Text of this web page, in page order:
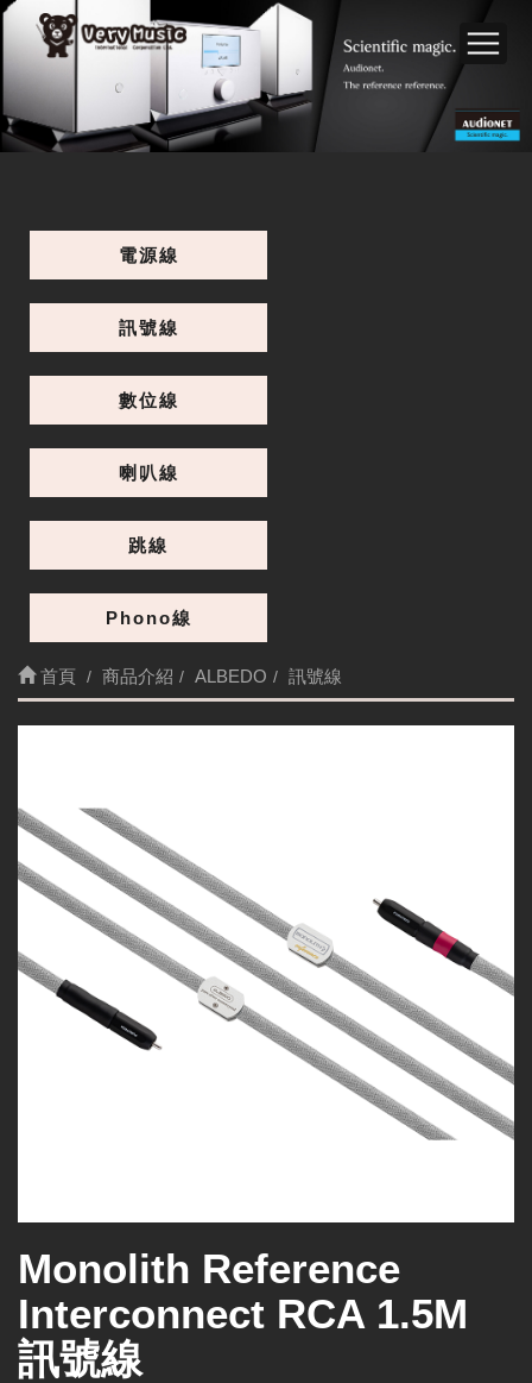
電源線
訊號線
數位線
喇叭線
跳線
Phono線
首頁 商品介紹 ALBEDO 訊號線
Monolith Reference
Interconnect RCA 1.5M
訊號線